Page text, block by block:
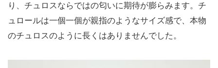
り、チュロスならではの匂いに期待が膨らみます。チ
ュロールは一個一個が親指のようなサイズ感で、本物
のチュロスのように長くはありませんでした。